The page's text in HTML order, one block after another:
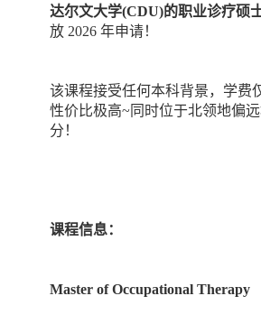
达尔文大学(CDU)的职业诊疗硕
放 2026 年申请！
该课程接受任何本科背景，学费
性价比极高~同时位于北领地偏
分！
课程信息：
Master of Occupational Therapy